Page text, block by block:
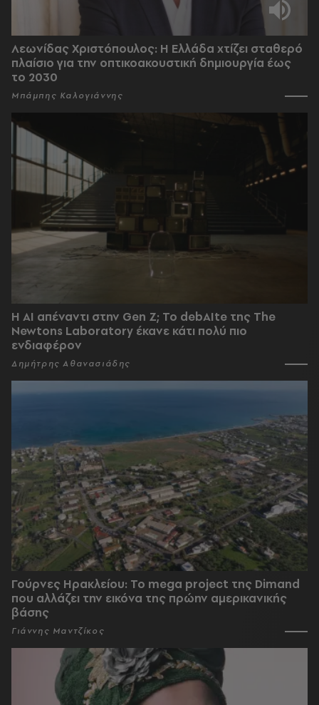
Λεωνίδας Χριστόπουλος: Η Ελλάδα χτίζει σταθερό
πλαίσιο για την οπτικοακουστική δημιουργία έως
το 2030
Μπάμπης Καλογιάννης
Η AI απέναντι στην Gen Z; Το debAIte της The
Newtons Laboratory έκανε κάτι πολύ πιο
ενδιαφέρον
Δημήτρης Αθανασιάδης
Γούρνες Ηρακλείου: To mega project της Dimand
που αλλάζει την εικόνα της πρώην αμερικανικής
βάσης
Γιάννης Μαντζίκος